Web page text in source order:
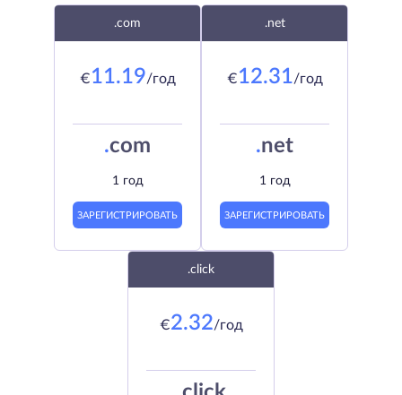
.com
€11.19/год
.com
1 год
ЗАРЕГИСТРИРОВАТЬ
.net
€12.31/год
.net
1 год
ЗАРЕГИСТРИРОВАТЬ
.click
€2.32/год